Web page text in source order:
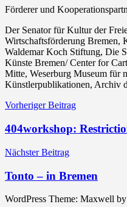
Förderer und
Der Senator für Kultur der
Wirtschaftsförderung
Waldemar Koch Stiftung, Die
Künste Bremen/ Center for
Mitte, Weserburg Museum für
Künstlerpublikationen, Archiv
Beitragsnavigation
Vorheriger Beitrag
404workshop:
Nächster Beitrag
Tonto – in Bremen
WordPress Theme: Maxwell by